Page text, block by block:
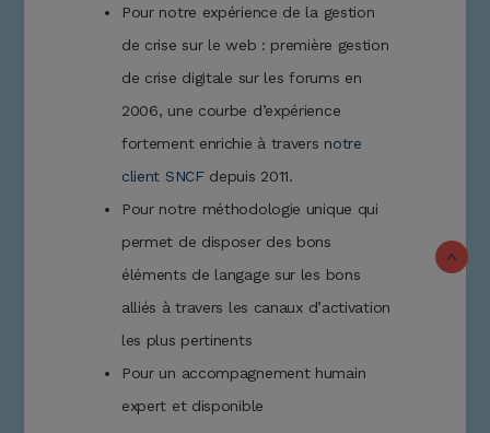
Pour notre expérience de la gestion
de crise sur le web : première gestion
de crise digitale sur les forums en
2006, une courbe d’expérience
fortement enrichie à travers notre
client SNCFdepuis 2011.
Pour notre méthodologie unique qui
permet de disposer des bons
éléments de langage sur les bons
alliés à travers les canaux d’activation
les plus pertinents
Pour un accompagnement humain
expert et disponible